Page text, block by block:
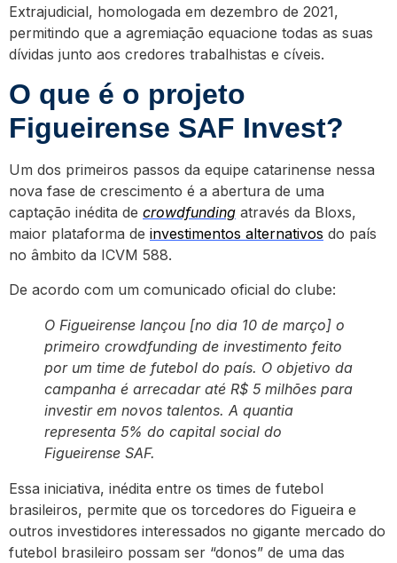
Extrajudicial, homologada em dezembro de 2021,
permitindo que a agremiação equacione todas as suas
dívidas junto aos credores trabalhistas e cíveis.
O que é o projeto
Figueirense SAF Invest?
Um dos primeiros passos da equipe catarinense nessa
nova fase de crescimento é a abertura de uma
captação inédita de crowdfunding através da Bloxs,
maior plataforma de investimentos alternativos do país
no âmbito da ICVM 588.
De acordo com um comunicado oficial do clube:
O Figueirense lançou [no dia 10 de março] o
primeiro crowdfunding de investimento feito
por um time de futebol do país. O objetivo da
campanha é arrecadar até R$ 5 milhões para
investir em novos talentos. A quantia
representa 5% do capital social do
Figueirense SAF.
Essa iniciativa, inédita entre os times de futebol
brasileiros, permite que os torcedores do Figueira e
outros investidores interessados no gigante mercado do
futebol brasileiro possam ser “donos” de uma das